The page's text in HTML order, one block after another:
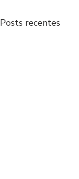
Posts recentes